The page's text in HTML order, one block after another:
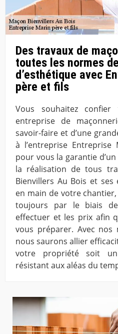
Des travaux de
toutes les normes
d’esthétique avec
père et fils
Vous souhaitez
entreprise de
savoir-faire et d’une
à l’entreprise
pour vous la garantie
la réalisation de tous
Bienvillers Au Bois et
en main de votre
toujours par le biais
effectuer et les prix afin
vous préparer. Avec nos
nous saurons allier
votre propriété soit
résistant aux aléas du